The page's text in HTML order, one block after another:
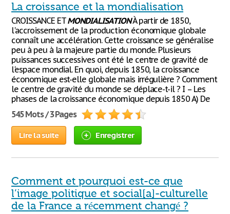
La croissance et la mondialisation
CROISSANCE ETMONDIALISATIONÀ partir de 1850,
l'accroissement de la production économique globale
connaît une accélération. Cette croissance se généralise
peu à peu à la majeure partie du monde. Plusieurs
puissances successives ont été le centre de gravité de
l'espace mondial. En quoi, depuis 1850, la croissance
économique est-elle globale mais irrégulière ? Comment
le centre de gravité du monde se déplace-t-il ? I – Les
phases de la croissance économique depuis 1850 A) De
545 Mots / 3 Pages
Lire la suite Enregistrer
Comment et pourquoi est-ce que
l’image politique et social[a]-culturelle
de la France a récemment changé ?